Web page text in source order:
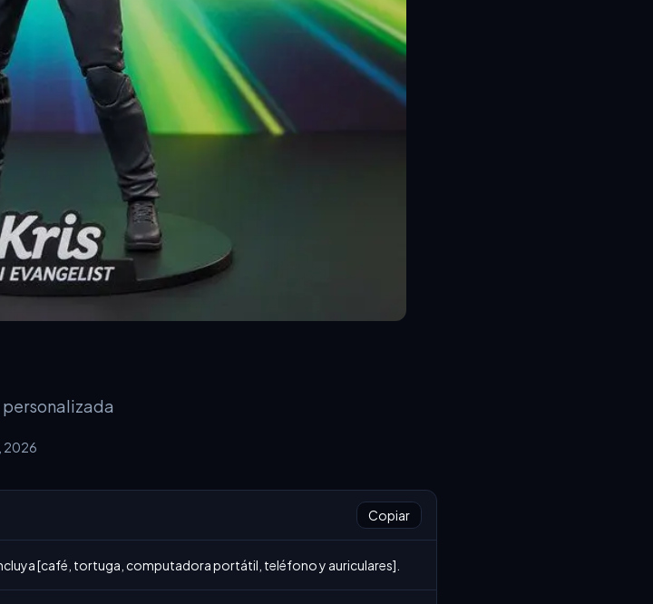
2026
Copiar
[café, tortuga, computadora portátil, teléfono y auriculares].